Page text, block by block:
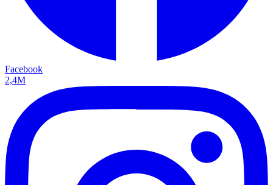
Facebook
2,4M